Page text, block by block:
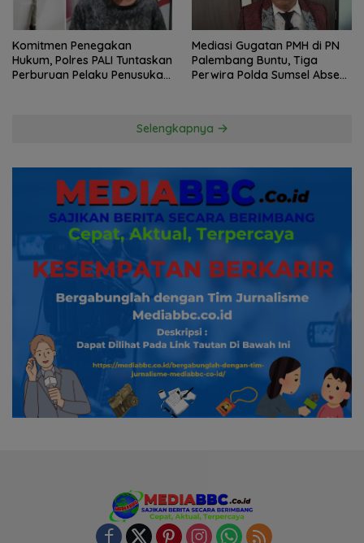
Komitmen Penegakan
Hukum, Polres PALI Tuntaskan
Perburuan Pelaku Penusukan
Mediasi Gugatan PMH di PN
Palembang Buntu, Tiga
Perwira Polda Sumsel Absen,
Selengkapnya